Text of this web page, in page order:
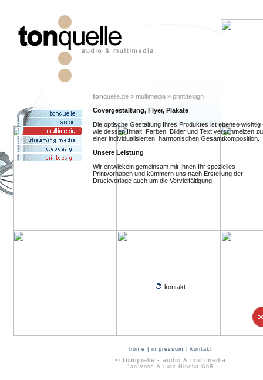
tonquelle.de » multimedia » printdesign
Covergestaltung, Flyer, Plakate
Die optische Gestaltung Ihres Produktes ist ebenso wichtig
wie dessen Ihnalt. Farben, Bilder und Text verschmelzen zu
einer individualisierten, harmonischen Gesamtkomposition.
Unsere Leistung
Wir entwickeln gemeinsam mit Ihnen Ihr spezielles
Printvorhaben und kümmern uns nach Erstellung der
Druckvorlage auch um die Vervielfältigung.
kontakt
home impressum kontakt
© tonquelle - audio & multimedia
Jan Voss & Lutz Hincha GbR